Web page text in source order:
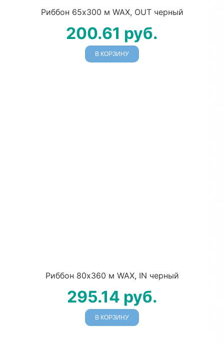
Риббон 65х300 м WAX, OUT черный
200.61 руб.
В КОРЗИНУ
Риббон 80х360 м WAX, IN черный
295.14 руб.
В КОРЗИНУ